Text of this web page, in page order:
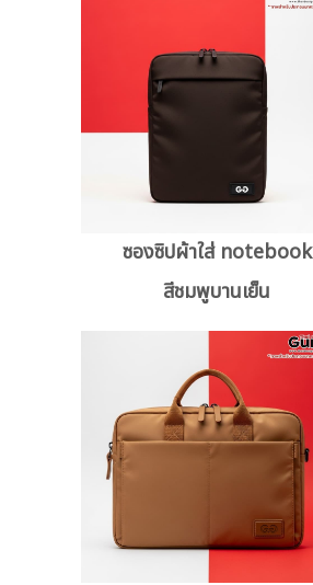
ซองซิปผ้าใส่ notebook
สีชมพูบานเย็น